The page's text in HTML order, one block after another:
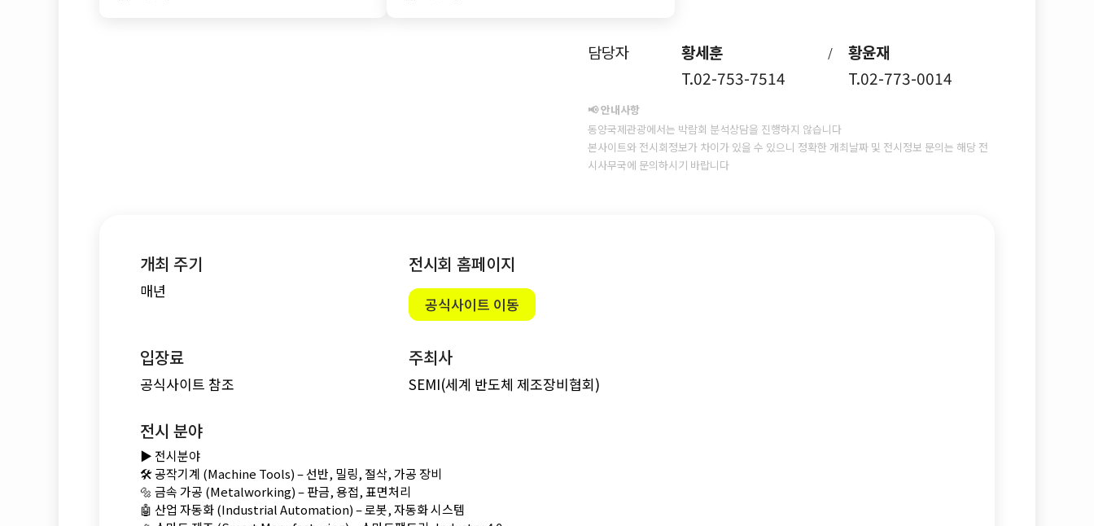
담당자 황세훈 /
황윤재
T.02-753-7514
T.02-773-0014
📢 안내사항
동양국제관광에서는 박람회 분석상담을 진행하지 않습니다
본사이트와 전시회정보가 차이가 있을 수 있으니 정확한 개최날짜 및 전시정보 문의는 해당 전
시사무국에 문의하시기 바랍니다
개최 주기
매년
전시회 홈페이지
공식사이트 이동
입장료
공식사이트 참조
주최사
SEMI(세계 반도체 제조장비협회)
전시 분야
▶️ 전시분야
🛠️ 공작기계 (Machine Tools) – 선반, 밀링, 절삭, 가공 장비
🔩 금속 가공 (Metalworking) – 판금, 용접, 표면처리
🤖 산업 자동화 (Industrial Automation) – 로봇, 자동화 시스템